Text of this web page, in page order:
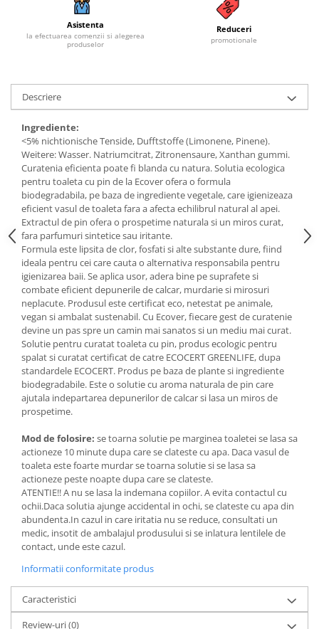
Indulcitori bio
Masline bio si antipasti
Masline bio
Pesto bio
Musli si terci
Fulgi din cereale bio
Musli bio
Terci bio
Orez bio si leguminoase
Legume bio
Legume bio in conserva
Orez bio
Paste si fidea
Paste bio din emmer
Paste bio din grau
Paste bio din spelta
Paste bio fara gluten
Paste bio pentru copii
Paste fainoase bio
Pateu, sosuri si conserve
Conserve de peste bio
Crenvursti si pateu din carne bio
Pateu bio si creme vegetale
Produse din tomate
Ketchup bio
Sosuri bio din tomate
Asistenta
la efectuarea comenzii si alegerea
produselor
Reduceri
promotionale
Descriere
Ingrediente:
<5% nichtionische Tenside, Dufftstoffe (Limonene, Pinene).
Weitere: Wasser. Natriumcitrat, Zitronensaure, Xanthan gummi.
Curatenia eficienta poate fi blanda cu natura. Solutia ecologica
pentru toaleta cu pin de la Ecover ofera o formula
biodegradabila, pe baza de ingrediente vegetale, care igienizeaza
eficient vasul de toaleta fara a afecta echilibrul natural al apei.
Extractul de pin ofera o prospetime naturala si un miros curat,
fara parfumuri sintetice sau iritante.
Formula este lipsita de clor, fosfati si alte substante dure, fiind
ideala pentru cei care cauta o alternativa responsabila pentru
igienizarea baii. Se aplica usor, adera bine pe suprafete si
combate eficient depunerile de calcar, murdarie si mirosuri
neplacute. Produsul este certificat eco, netestat pe animale,
vegan si ambalat sustenabil. Cu Ecover, fiecare gest de curatenie
devine un pas spre un camin mai sanatos si un mediu mai curat.
Solutie pentru curatat toaleta cu pin, produs ecologic pentru
spalat si curatat certificat de catre ECOCERT GREENLIFE, dupa
standardele ECOCERT. Produs pe baza de plante si ingrediente
biodegradabile. Este o solutie cu aroma naturala de pin care
ajutala indepartarea depunerilor de calcar si lasa un miros de
prospetime.
Mod de folosire: se toarna solutie pe marginea toaletei se lasa sa
actioneze 10 minute dupa care se clateste cu apa. Daca vasul de
toaleta este foarte murdar se toarna solutie si se lasa sa
actioneze peste noapte dupa care se clateste.
ATENTIE!! A nu se lasa la indemana copiilor. A evita contactul cu
ochii.Daca solutia ajunge accidental in ochi, se clateste cu apa din
abundenta.In cazul in care iritatia nu se reduce, consultati un
medic, insotit de ambalajul produsului si se inlatura lentilele de
contact, unde este cazul.
Informatii conformitate produs
Caracteristici
Review-uri(0)